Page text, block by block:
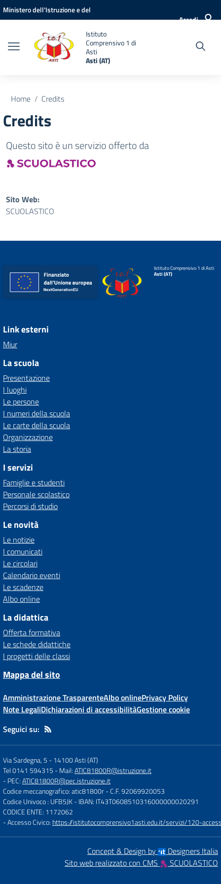
Vai ai contenuti
Vai al menu di navigazione
Vai al footer
Ministero dell'Istruzione e del
Accedi
Istituto
Comprensivo 1 di
Asti
Asti (AT)
Home Credits
Credits
Questo sito è un servizio offerto da
Sito Web:
SCUOLASTICO
Istituto Comprensivo 1 di Asti
Asti (AT)
Link esterni
Miur
La scuola
Presentazione
I luoghi
Le persone
I numeri della scuola
Le carte della scuola
Organizzazione
La storia
I servizi
Famiglie e studenti
Personale scolastico
Percorsi di studio
Le novità
Le notizie
I comunicati
Le circolari
Calendario eventi
Le scadenze
Albo online
La didattica
Offerta formativa
Le schede didattiche
I progetti delle classi
Mappa del sito
Amministrazione TrasparenteAlbo onlinePrivacy Policy
Note LegaliDichiarazioni di accessibilitàGestione cookie
Seguici su:
Via Sardegna, 5 -14100 Asti (AT)
Tel 0141 594315 - Mail:ATIC81800R@istruzione.it
- PEC:ATIC81800R@pec.istruzione.it
Codice meccanografico: atic81800r- C.F. 92069920053
Codice Univoco : UFB5JK- IBAN: IT43T0608510316000000020291
CODICE ENTE: 1172062
- Accesso Civico: https://istitutocomprensivo1asti.edu.it/servizi/120-
Concept & Design by
Designers Italia
Sito web realizzato con CMS
SCUOLASTICO